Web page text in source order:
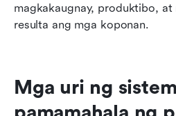
magkakaugnay, produktibo, at
resulta ang mga koponan.
Mga uri ng